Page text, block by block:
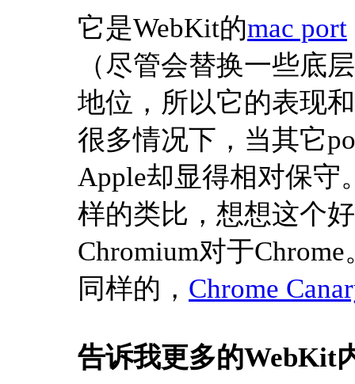
它是WebKit的mac port
（尽管会替换一些底
地位，所以它的表现
很多情况下，当其它
Apple却显得相对保守
样的类比，想想这个
Chromium对于Chrome
同样的， Chrome
告诉我更多的WebKit